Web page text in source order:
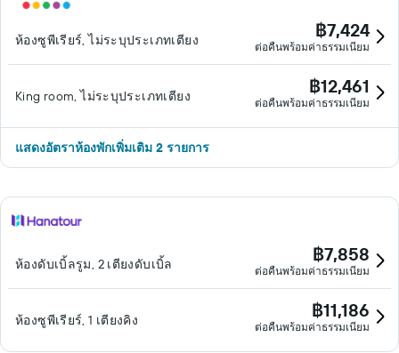
ห้องซูพีเรียร์, ไม่ระบุประเภทเตียง ฿7,424
ต่อคืนพร้อมค่าธรรมเนียม
King room, ไม่ระบุประเภทเตียง ฿12,461
ต่อคืนพร้อมค่าธรรมเนียม
แสดงอัตราห้องพักเพิ่มเติม 2 รายการ
ห้องดับเบิ้ลรูม, 2 เตียงดับเบิ้ล ฿7,858
ต่อคืนพร้อมค่าธรรมเนียม
ห้องซูพีเรียร์, 1 เตียงคิง ฿11,186
ต่อคืนพร้อมค่าธรรมเนียม